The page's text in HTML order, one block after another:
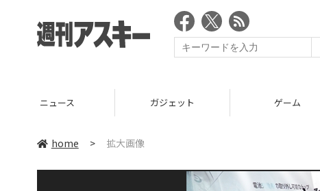
ニュース ガジェット ゲーム
home > 拡大画像